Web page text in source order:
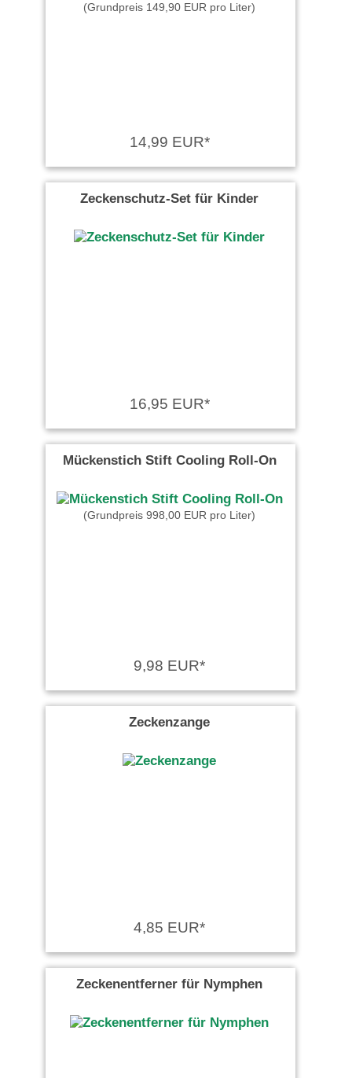
(Grundpreis 149,90 EUR pro Liter)
14,99 EUR*
Zeckenschutz-Set für Kinder
16,95 EUR*
Mückenstich Stift Cooling Roll-On
(Grundpreis 998,00 EUR pro Liter)
9,98 EUR*
Zeckenzange
4,85 EUR*
Zeckenentferner für Nymphen